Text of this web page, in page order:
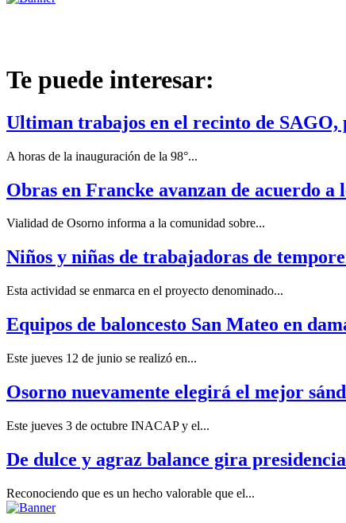
Te puede interesar:
Ultiman trabajos en el recinto de SAGO,
A horas de la inauguración de la 98°...
Obras en Francke avanzan de acuerdo a
Vialidad de Osorno informa a la comunidad sobre...
Niños y niñas de trabajadoras de
Esta actividad se enmarca en el proyecto denominado...
Equipos de baloncesto San Mateo en
Este jueves 12 de junio se realizó en...
Osorno nuevamente elegirá el mejor
Este jueves 3 de octubre INACAP y el...
De dulce y agraz balance gira
Reconociendo que es un hecho valorable que el...